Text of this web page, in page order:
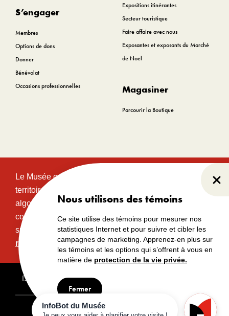
Nous utilisons des témoins
Ce site utilise des témoins pour mesurer nos
statistiques Internet et pour suivre et cibler les
campagnes de marketing. Apprenez-en plus sur
les témoins et les options qui s’offrent à vous en
matière de protection de la vie privée.
Fermer
S’engager
Membres
Options de dons
Donner
Bénévolat
Occasions professionnelles
Expositions itinérantes
Secteur touristique
Faire affaire avec nous
Exposantes et exposants du Marché
de Noël
Magasiner
Parcourir la Boutique
Le Musée canadien de l’histoire est situé sur le
territoire traditionnel et non cédé des communautés
algonquines Anishinabeg. Ce territoire a eu et
continue d’avoir une grande importance historique,
spirituelle et sacrée.Lire l’intégralité de la
reconnaissance territoriale.
Droits d’auteur Avertissements